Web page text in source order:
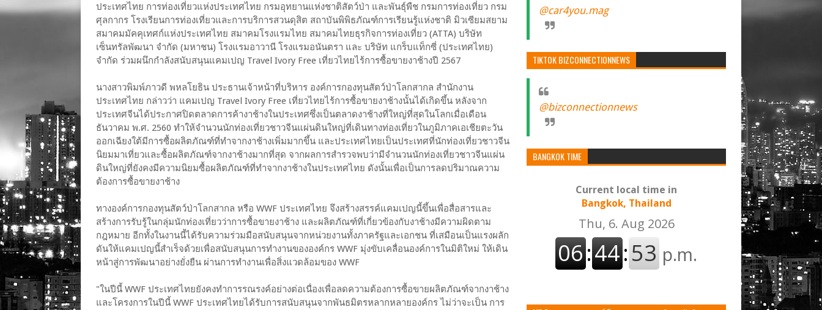
ประเทศไทย การท่องเที่ยวแห่งประเทศไทย กรมอุทยานแห่งชาติสัตว์ป่า และพันธุ์พืช กรมการท่องเที่ยว กรม
ศุลกากร โรงเรียนการท่องเที่ยวและการบริการสวนดุสิต สถาบันพิพิธภัณฑ์การเรียนรู้แห่งชาติ มิวเซียมสยาม
สมาคมมัคคุเทศก์แห่งประเทศไทย สมาคมโรงแรมไทย สมาคมไทยธุรกิจการท่องเที่ยว (ATTA) บริษัท
เซ็นทรัลพัฒนา จำกัด (มหาชน) โรงแรมอาวานี โรงแรมอนันตรา และ บริษัท แกร็บแท็กซี่ (ประเทศไทย)
จำกัด ร่วมผนึกกำลังสนับสนุนแคมเปญ Travel Ivory Free เที่ยวไทยไร้การซื้อขายงาช้างปี 2567
นางสาวพิมพ์ภาวดี พหลโยธิน ประธานเจ้าหน้าที่บริหาร องค์การกองทุนสัตว์ป่าโลกสากล สำนักงาน
ประเทศไทย กล่าวว่า แคมเปญ Travel Ivory Free เที่ยวไทยไร้การซื้อขายงาช้างนั้นได้เกิดขึ้น หลังจาก
ประเทศจีนได้ประกาศปิดตลาดการค้างาช้างในประเทศซึ่งเป็นตลาดงาช้างที่ใหญ่ที่สุดในโลกเมื่อเดือน
ธันวาคม พ.ศ. 2560 ทำให้จำนวนนักท่องเที่ยวชาวจีนแผ่นดินใหญ่ที่เดินทางท่องเที่ยวในภูมิภาคเอเชียตะวัน
ออกเฉียงใต้มีการซื้อผลิตภัณฑ์ที่ทำจากงาช้างเพิ่มมากขึ้น และประเทศไทยเป็นประเทศที่นักท่องเที่ยวชาวจีน
นิยมมาเที่ยวและซื้อผลิตภัณฑ์จากงาช้างมากที่สุด จากผลการสำรวจพบว่ามีจำนวนนักท่องเที่ยวชาวจีนแผ่น
ดินใหญ่ที่ยังคงมีความนิยมซื้อผลิตภัณฑ์ที่ทำจากงาช้างในประเทศไทย ดังนั้นเพื่อเป็นการลดปริมาณความ
ต้องการซื้อขายงาช้าง
ทางองค์การกองทุนสัตว์ป่าโลกสากล หรือ WWF ประเทศไทย จึงสร้างสรรค์แคมเปญนี้ขึ้นเพื่อสื่อสารและ
สร้างการรับรู้ในกลุ่มนักท่องเที่ยวว่าการซื้อขายงาช้าง และผลิตภัณฑ์ที่เกี่ยวข้องกับงาช้างมีความผิดตาม
กฎหมาย อีกทั้งในงานนี้ได้รับความร่วมมือสนับสนุนจากหน่วยงานทั้งภาครัฐและเอกชน ที่เสมือนเป็นแรงผลัก
ดันให้แคมเปญนี้สำเร็จด้วยเพื่อสนับสนุนการทำงานขององค์กร WWF มุ่งขับเคลื่อนองค์การในมิติใหม่ ให้เดิน
หน้าสู่การพัฒนาอย่างยั่งยืน ผ่านการทำงานเพื่อสิ่งแวดล้อมของ WWF
"ในปีนี้ WWF ประเทศไทยยังคงทำการรณรงค์อย่างต่อเนื่องเพื่อลดความต้องการซื้อขายผลิตภัณฑ์จากงาช้าง
และโครงการในปีนี้ WWF ประเทศไทยได้รับการสนับสนุนจากพันธมิตรหลากหลายองค์กร ไม่ว่าจะเป็น การ
@car4you.mag
TIKTOK BIZCONNECTIONNEWS
@bizconnectionnews
BANGKOK TIME
Current local time in
Bangkok, Thailand